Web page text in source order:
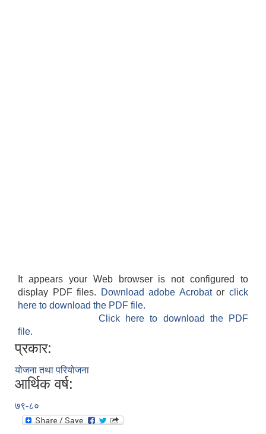
It appears your Web browser is not configured to
display PDF files.
Download adobe Acrobatorclick
here to download the PDF file.
Click here to download the PDF
file.
प्रकार:
योजना तथा परियोजना
आर्थिक वर्ष:
७९-८०